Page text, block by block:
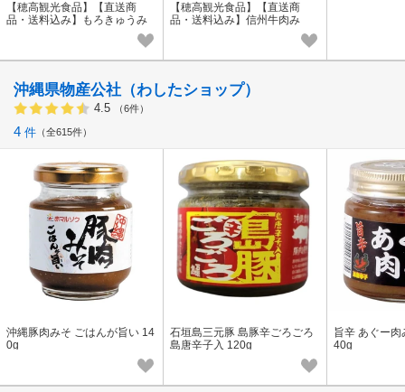
【穂高観光食品】【直送商
品・送料込み】もろきゅうみ
【穂高観光食品】【直送商
品・送料込み】信州牛肉み
沖縄県物産公社（わしたショップ）
4.5 （6件）
4 件 全615件
沖縄豚肉みそ ごはんが旨い 14
0g
石垣島三元豚 島豚辛ごろごろ
島唐辛子入 120g
旨辛 あぐー
40g